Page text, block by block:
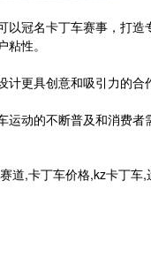
冠名卡丁车赛事，打
性。
更具创意和吸引力的
动的不断普及和消费
道,卡丁车价格,kz卡丁